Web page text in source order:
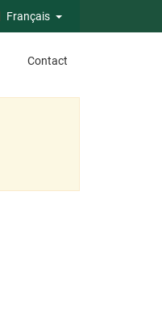
Français
Contact